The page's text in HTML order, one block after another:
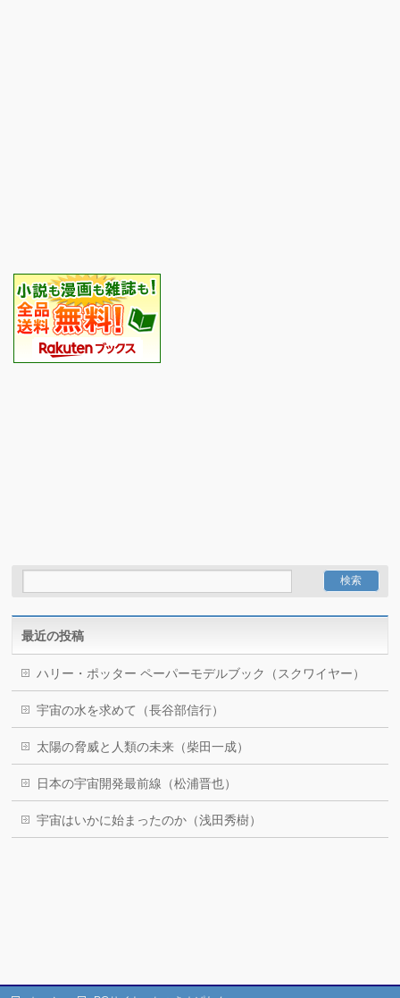
最近の投稿
ハリー・ポッター ペーパーモデルブック（スクワイヤー）
宇宙の水を求めて（長谷部信行）
太陽の脅威と人類の未来（柴田一成）
日本の宇宙開発最前線（松浦晋也）
宇宙はいかに始まったのか（浅田秀樹）